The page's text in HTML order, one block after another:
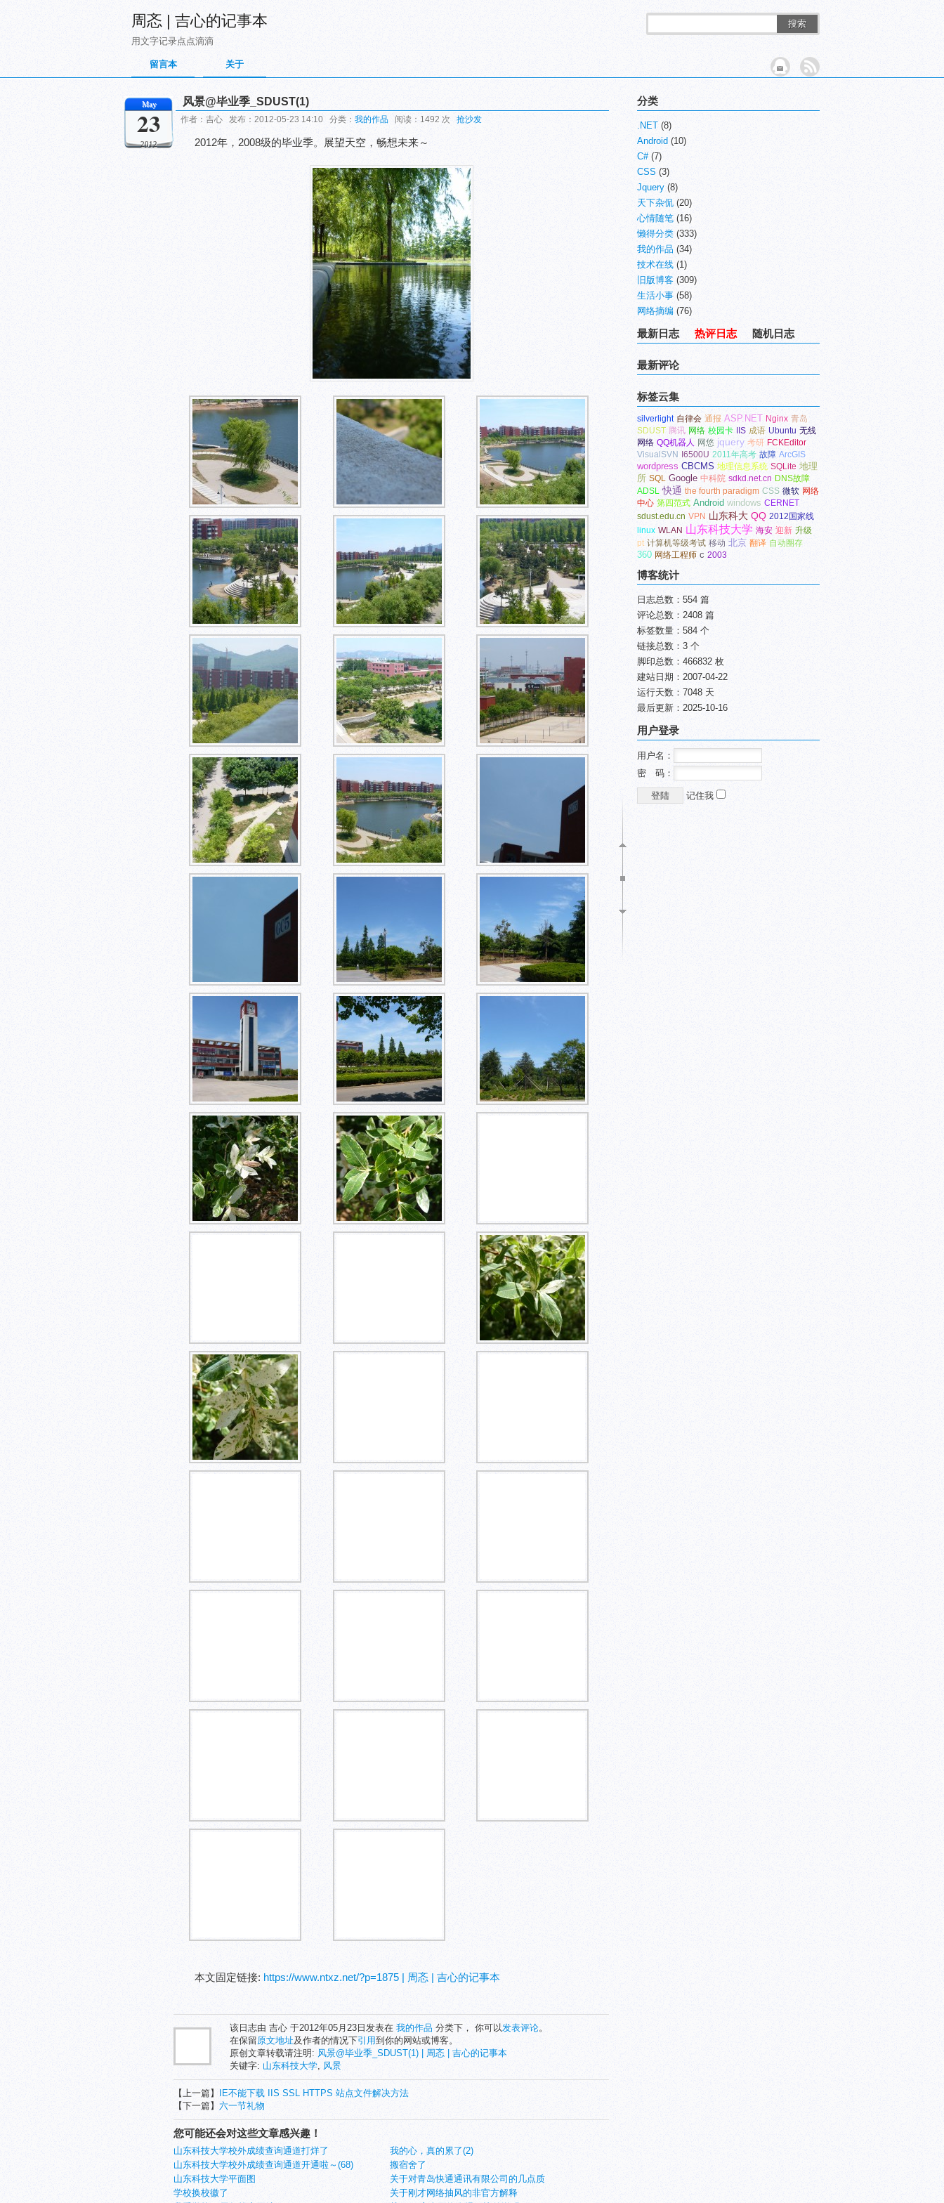
周忞 | 吉心的记事本
用文字记录点点滴滴
搜索
留言本 关于
May
23
2012
风景@毕业季_SDUST(1)
作者：吉心 发布：2012-05-23 14:10 分类： 我的作品 阅读：1492 次 抢沙发
2012年，2008级的毕业季。展望天空，畅想未来～
本文固定链接: https://www.ntxz.net/?p=1875 | 周忞 | 吉心的记事本
该日志由 吉心 于2012年05月23日发表在 我的作品 分类下， 你可以发表评论。
在保留原文地址及作者的情况下引用到你的网站或博客。
原创文章转载请注明: 风景@毕业季_SDUST(1) | 周忞 | 吉心的记事本
关键字: 山东科技大学, 风景
【上一篇】
IE不能下载 IIS SSL HTTPS 站点文件解决方法
【下一篇】 六一节礼物
您可能还会对这些文章感兴趣！
山东科技大学校外成绩查询通道打烊了
我的心，真的累了(2)
山东科技大学校外成绩查询通道开通啦～(68)
搬宿舍了
山东科技大学平面图
关于对青岛快通通讯有限公司的几点质
学校换校徽了
关于刚才网络抽风的非官方解释
分类
.NET (8)
Android (10)
C#(7)
CSS (3)
Jquery (8)
天下杂侃 (20)
心情随笔 (16)
懒得分类 (333)
我的作品 (34)
技术在线 (1)
旧版博客 (309)
生活小事 (58)
网络摘编 (76)
最新日志 热评日志 随机日志
最新评论
标签云集
silverlight 自律会 通报 ASP.NET Nginx 青岛
SDUST 腾讯 网络 校园卡 IIS 成语 Ubuntu 无线
网络 QQ机器人 网悠 jquery 考研 FCKEditor
VisualSVN
I6500U 2011年高考 故障 ArcGIS
wordpress CBCMS 地理信息系统 SQLite 地理
所 SQL Google 中科院 sdkd.net.cn DNS故障
ADSL 快通 the fourth paradigm CSS 微软 网络
中心 第四范式 Android windows CERNET
sdust.edu.cn VPN 山东科大 QQ 2012国家线
linux WLAN 山东科技大学 海安 迎新 升级
pt 计算机等级考试 移动 北京 翻译 自动圈存
360 网络工程师 c 2003
博客统计
日志总数：554 篇
评论总数：2408 篇
标签数量：584 个
链接总数：3 个
脚印总数：466832 枚
建站日期：2007-04-22
运行天数：7048 天
最后更新：2025-10-16
用户登录
用户名：
密 码：
记住我